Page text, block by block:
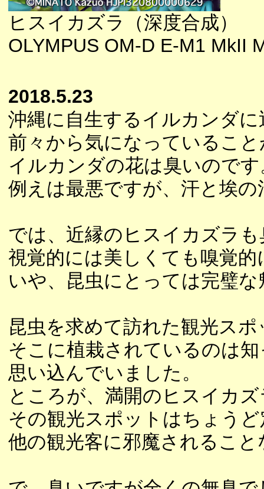
ヒスイカズラ（深度合成）
OLYMPUS OM-D E-M1 MkII
2018.5.23
沖縄に自生するイルカンダ
前々から気になっているこ
イルカンダの花は臭いのです
例えは最悪ですが、汗と埃
では、近縁のヒスイカズラ
視覚的には美しくても嗅覚
いや、昆虫にとっては完璧
昆虫を求めて訪れた観光スポ
そこに植栽されているのは
思い込んでいました。
ところが、満開のヒスイカ
その観光スポットはちょう
他の観光客に邪魔されるこ